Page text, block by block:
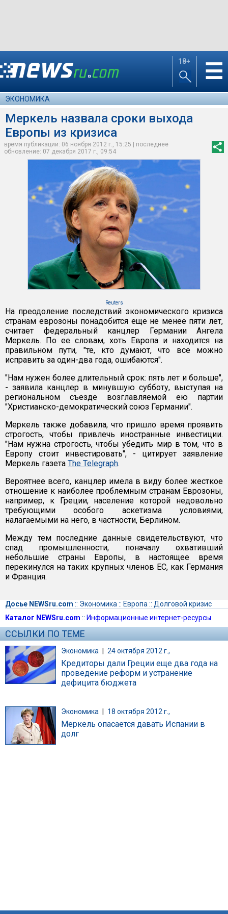
18+ ☰
ЭКОНОМИКА
Меркель назвала сроки выхода
Европы из кризиса
время публикации: 06 ноября 2012 г., 15:25 | последнее
обновление: 07 декабря 2017 г., 09:54
Reuters
На преодоление последствий экономического кризиса
странам еврозоны понадобится еще не менее пяти лет,
считает федеральный канцлер Германии Ангела
Меркель. По ее словам, хоть Европа и находится на
правильном пути, "те, кто думают, что все можно
исправить за один-два года, ошибаются".
"Нам нужен более длительный срок: пять лет и больше",
- заявила канцлер в минувшую субботу, выступая на
региональном съезде возглавляемой ею партии
"Христианско-демократический союз Германии".
Меркель также добавила, что пришло время проявить
строгость, чтобы привлечь иностранные инвестиции.
"Нам нужна строгость, чтобы убедить мир в том, что в
Европу стоит инвестировать", - цитирует заявление
Меркель газета The Telegraph.
Вероятнее всего, канцлер имела в виду более жесткое
отношение к наиболее проблемным странам Еврозоны,
например, к Греции, население которой недовольно
требующими особого аскетизма условиями,
налагаемыми на него, в частности, Берлином.
Между тем последние данные свидетельствуют, что
спад промышленности, поначалу охвативший
небольшие страны Европы, в настоящее время
перекинулся на таких крупных членов ЕС, как Германия
и Франция.
Досье NEWSru.com :: Экономика :: Европа :: Долговой кризис
Каталог NEWSru.com :: Информационные интернет-ресурсы
ССЫЛКИ ПО ТЕМЕ
Экономика | 24 октября 2012 г.,
Кредиторы дали Греции еще два года на
проведение реформ и устранение
дефицита бюджета
Экономика 18 октября 2012 г.,
Меркель опасается давать Испании в
долг